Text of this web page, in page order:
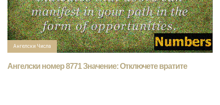
Ангелски Числа
Ангелски номер 8771 Значение: Отключете вратите